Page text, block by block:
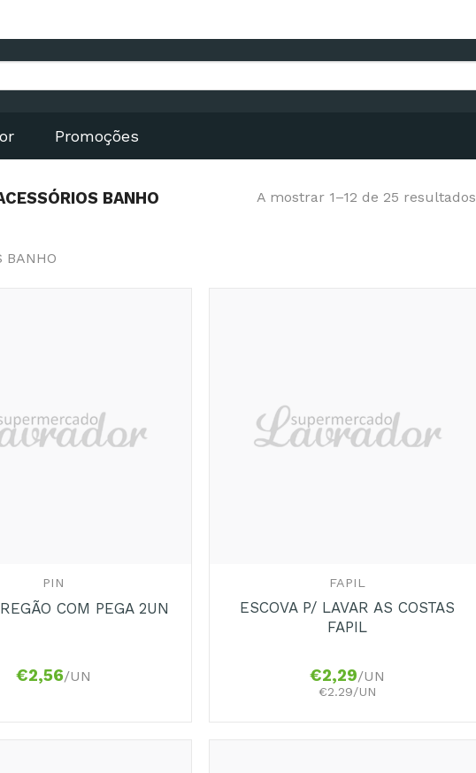
Promoções
BANHO A mostrar 1–12 de 25 resultados
BANHO
PIN
COM PEGA 2UN
€2,56/UN
FAPIL
ESCOVA P/ LAVAR AS COSTAS
FAPIL
€2,29/UN
€2.29/UN